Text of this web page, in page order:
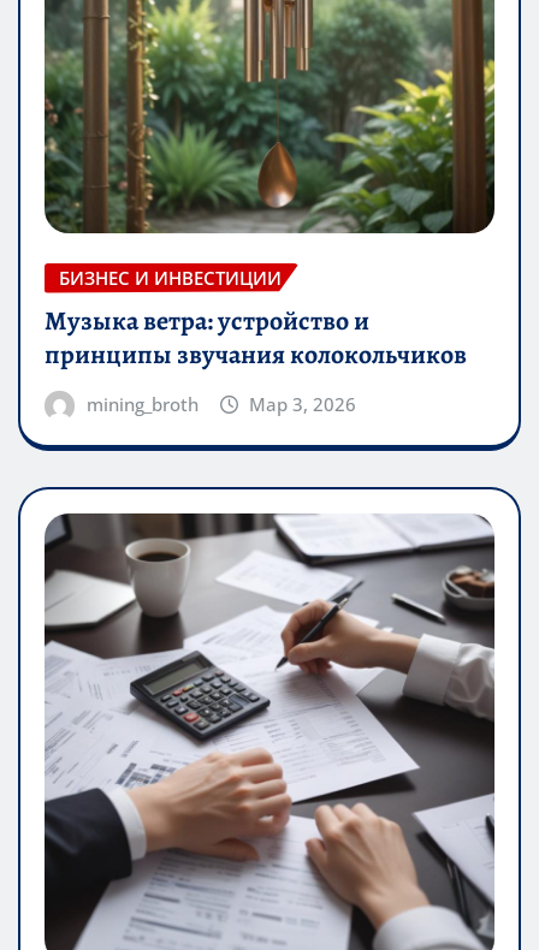
БИЗНЕС И ИНВЕСТИЦИИ
Музыка ветра: устройство и
принципы звучания колокольчиков
mining_broth Мар 3, 2026